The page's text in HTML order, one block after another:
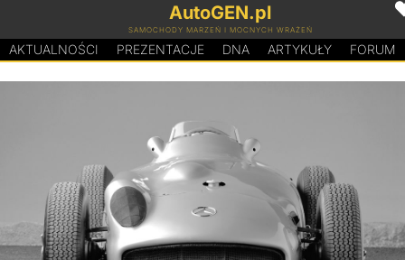
AutoGEN.pl
SAMOCHODY MARZEŃ I MOCNYCH WRAŻEŃ
AKTUALNOŚCI PREZENTACJE DNA ARTYKUŁY FORUM